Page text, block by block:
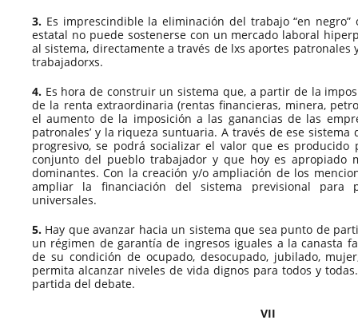
3. Es imprescindible la eliminación del trabajo “en
estatal no puede sostenerse con un mercado laboral
al sistema, directamente a través de lxs aportes patronales
trabajadorxs.
4. Es hora de construir un sistema que, a partir de la
de la renta extraordinaria (rentas financieras, minera,
el aumento de la imposición a las ganancias de las
patronales’ y la riqueza suntuaria. A través de ese
progresivo, se podrá socializar el valor que es
conjunto del pueblo trabajador y que hoy es apropiado
dominantes. Con la creación y/o ampliación de los
ampliar la financiación del sistema previsional para
universales.
5. Hay que avanzar hacia un sistema que sea punto de
un régimen de garantía de ingresos iguales a la canasta
de su condición de ocupado, desocupado, jubilado,
permita alcanzar niveles de vida dignos para todos y
partida del debate.
VII